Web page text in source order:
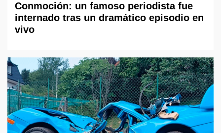
Conmoción: un famoso periodista fue
internado tras un dramático episodio en
vivo